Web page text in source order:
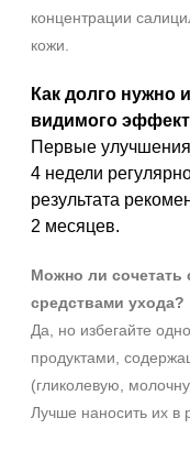
концентрации
кожи.
Как долго нужно
видимого
Первые
4 недели
результата
2 месяцев.
Можно ли
средствами ухода?
Да, но избегайте
продуктами,
(гликолевую,
Лучше наносить их в